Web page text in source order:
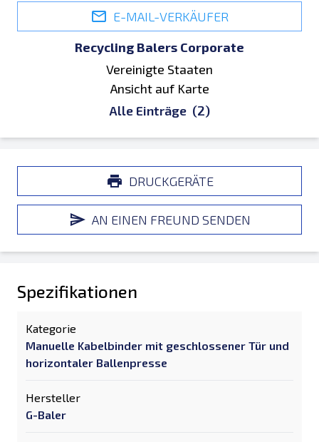
E-MAIL-VERKÄUFER
Recycling Balers Corporate
Vereinigte Staaten
Ansicht auf Karte
Alle Einträge (2)
DRUCKGERÄTE
AN EINEN FREUND SENDEN
Spezifikationen
Kategorie
Manuelle Kabelbinder mit geschlossener Tür und
horizontaler Ballenpresse
Hersteller
G-Baler